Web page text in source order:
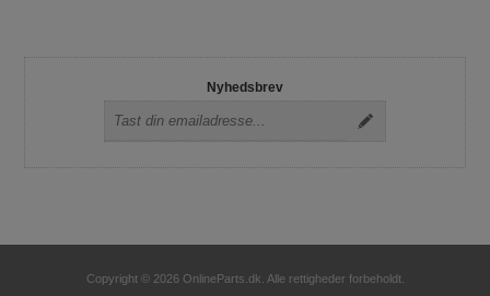
Nyhedsbrev
Copyright © 2026 OnlineParts.dk. Alle rettigheder forbeholdt.